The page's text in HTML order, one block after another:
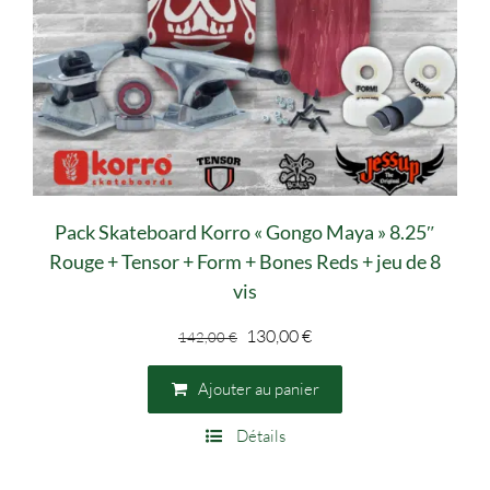
Pack Skateboard Korro « Gongo Maya » 8.25″
Rouge + Tensor + Form + Bones Reds + jeu de 8
vis
142,00€
Le
prix
initial
était :
142,00 €.
130,00€Le
prix
actuel
est :
Ajouter au panier
Détails